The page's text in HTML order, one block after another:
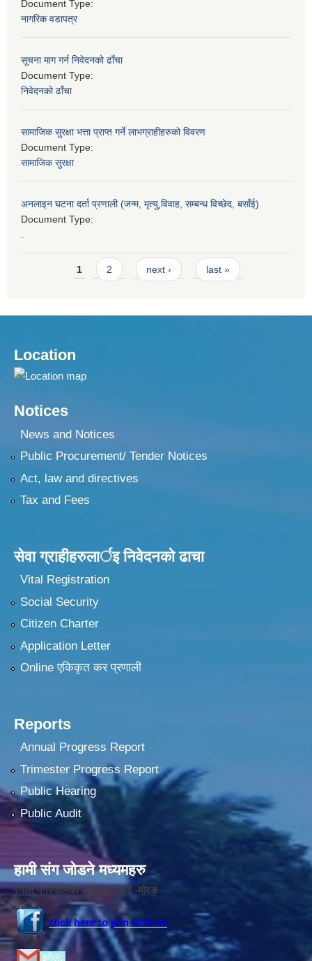
Document Type:
नागरिक वडापत्र
सूचना माग गर्न निवेदनको ढाँचा
Document Type:
निवेदनको ढाँचा
सामाजिक सुरक्षा भत्ता प्राप्त गर्ने लाभग्राहीहरुको विवरण
Document Type:
सामाजिक सुरक्षा
अनलाइन घटना दर्ता प्रणाली (जन्म, मृत्यु,विवाह, सम्बन्ध विच्छेद, बसाँई)
Document Type:
Pages1 2 next › last »
Location
Notices
News and Notices
Public Procurement/ Tender Notices
Act, law and directives
Tax and Fees
सेवा ग्राहीहरुलार्इ निवेदनकाे ढा‍चा
Vital Registration
Social Security
Citizen Charter
Application Letter
Online एकिकृत कर प्रणाली
Reports
Annual Progress Report
Trimester Progress Report
Public Hearing
Public Audit
हामी संग जोडने मध्यमहरु
रंगेली नगरपालिका कार्यलय,रंगेली -मोरङ
click here to join with us
इमेल: